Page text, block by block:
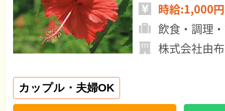
時給:1,000
飲食・調理
株式会社由
カップル・夫婦OK